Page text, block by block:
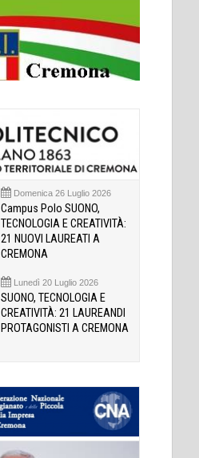
Domenica 26 Luglio 2026
Campus Polo SUONO,
TECNOLOGIA E CREATIVITÀ:
21 NUOVI LAUREATI A
CREMONA
Lunedì 20 Luglio 2026
SUONO, TECNOLOGIA E
CREATIVITÀ: 21 LAUREANDI
PROTAGONISTI A CREMONA